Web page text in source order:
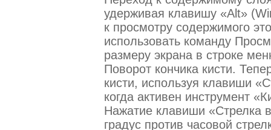
удерживая клавишу «Alt»
к просмотру содержимого
использовать команду
размеру экрана в строке
Поворот кончика кисти.
кисти, используя клавиши
когда активен инструмент
Нажатие клавиши «Стрелка
градус против часовой